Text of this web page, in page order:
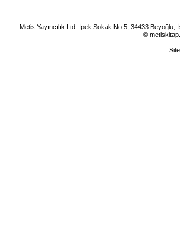
Metis Yayıncılık Ltd. İpek Sokak No.5, 34433
©